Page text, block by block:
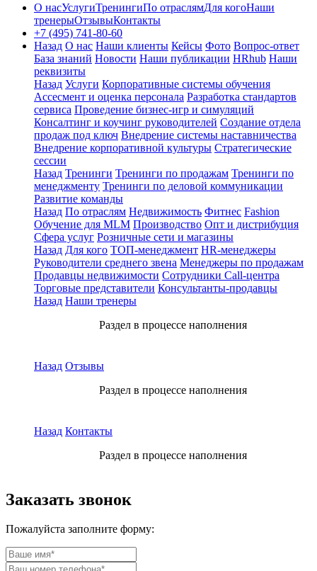
О насУслугиТренингиПо отраслямДля когоНаши
тренерыОтзывыКонтакты
+7 (495) 741-80-60
Назад О нас Наши клиенты Кейсы Фото Вопрос-ответ
База знаний Новости Наши публикации HRhub Наши
реквизиты
Назад Услуги Корпоративные системы обучения
Ассесмент и оценка персонала Разработка стандартов
сервиса Проведение бизнес-игр и симуляций
Консалтинг и коучинг руководителей Создание отдела
продаж под ключ Внедрение системы наставничества
Внедрение корпоративной культуры Стратегические
сессии
Назад Тренинги Тренинги по продажам Тренинги по
менеджменту Тренинги по деловой коммуникации
Развитие команды
Назад По отраслям Недвижимость Фитнес Fashion
Обучение для MLM Производство Опт и дистрибуция
Сфера услуг Розничные сети и магазины
Назад Для кого ТОП-менеджмент HR-менеджеры
Руководители среднего звена Менеджеры по продажам
Продавцы недвижимости Сотрудники Call-центра
Торговые представители Консультанты-продавцы
Назад Наши тренеры
Раздел в процессе наполнения
Назад Отзывы
Раздел в процессе наполнения
Назад Контакты
Раздел в процессе наполнения
Заказать звонок
Пожалуйста заполните форму: